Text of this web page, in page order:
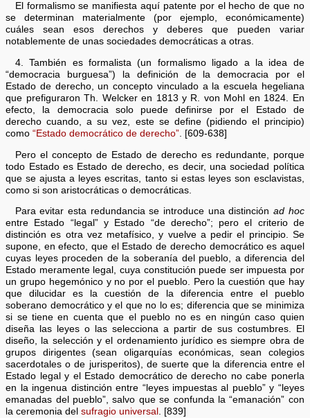
El formalismo se manifiesta aquí patente por el hecho de que no
se determinan materialmente (por ejemplo, económicamente)
cuáles sean esos derechos y deberes que pueden variar
notablemente de unas sociedades democráticas a otras.
4. También es formalista (un formalismo ligado a la idea de
“democracia burguesa”) la definición de la democracia por el
Estado de derecho, un concepto vinculado a la escuela hegeliana
que prefiguraron Th. Welcker en 1813 y R. von Mohl en 1824. En
efecto, la democracia solo puede definirse por el Estado de
derecho cuando, a su vez, este se define (pidiendo el principio)
como“Estado democrático de derecho” . [609-638]
Pero el concepto de Estado de derecho es redundante, porque
todo Estado es Estado de derecho, es decir, una sociedad política
que se ajusta a leyes escritas, tanto si estas leyes son esclavistas,
como si son aristocráticas o democráticas.
Para evitar esta redundancia se introduce una distinciónad hoc
entre Estado “legal” y Estado “de derecho”; pero el criterio de
distinción es otra vez metafísico, y vuelve a pedir el principio. Se
supone, en efecto, que el Estado de derecho democrático es aquel
cuyas leyes proceden de la soberanía del pueblo, a diferencia del
Estado meramente legal, cuya constitución puede ser impuesta por
un grupo hegemónico y no por el pueblo. Pero la cuestión que hay
que dilucidar es la cuestión de la diferencia entre el pueblo
soberano democrático y el que no lo es; diferencia que se minimiza
si se tiene en cuenta que el pueblo no es en ningún caso quien
diseña las leyes o las selecciona a partir de sus costumbres. El
diseño, la selección y el ordenamiento jurídico es siempre obra de
grupos dirigentes (sean oligarquías económicas, sean colegios
sacerdotales o de jurisperitos), de suerte que la diferencia entre el
Estado legal y el Estado democrático de derecho no cabe ponerla
en la ingenua distinción entre “leyes impuestas al pueblo” y “leyes
emanadas del pueblo”, salvo que se confunda la “emanación” con
la ceremonia delsufragio universal . [839]